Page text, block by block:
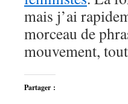
mais j’ai
morceau de
mouvement,
Partager :